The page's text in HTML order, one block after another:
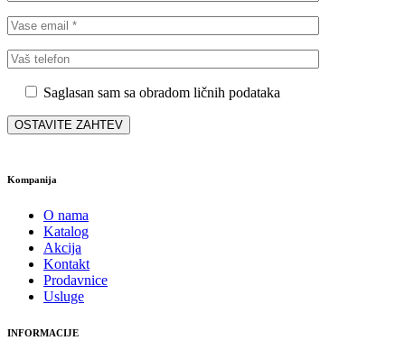
Saglasan sam sa obradom ličnih podataka
Kompanija
O nama
Katalog
Akcija
Kontakt
Prodavnice
Usluge
INFORMACIJE